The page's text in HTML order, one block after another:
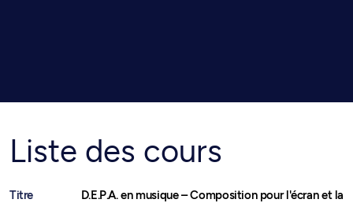
Liste des cours
Titre
D.E.P.A. en musique – Composition pour l'écran et la